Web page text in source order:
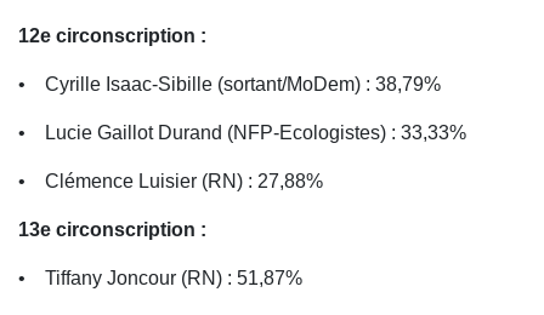
12e circonscription :
• Cyrille Isaac-Sibille (sortant/MoDem) : 38,79%
• Lucie Gaillot Durand (NFP-Ecologistes) : 33,33%
• Clémence Luisier (RN) : 27,88%
13e circonscription :
• Tiffany Joncour (RN) : 51,87%